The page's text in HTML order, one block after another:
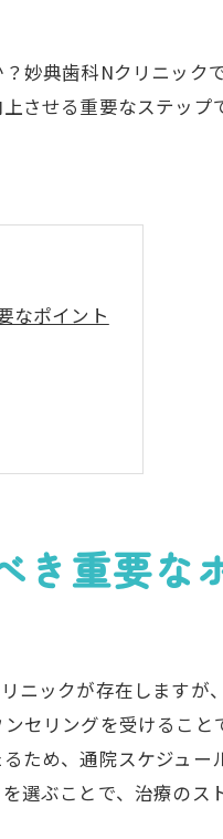
妙典歯科Nクリニック
させる重要なステップ
なポイント
る
はき重要な
ニックが存在しますが
セリングを受けるこ
ため、通院スケジュー
選ぶことで、治療のス